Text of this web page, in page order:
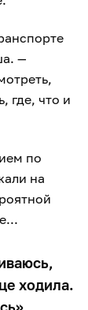
—
где, что и
по
на
ходила.